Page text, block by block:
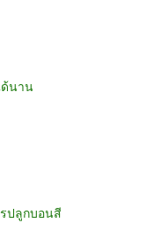
ด้นาน
ปลูกบอนสี